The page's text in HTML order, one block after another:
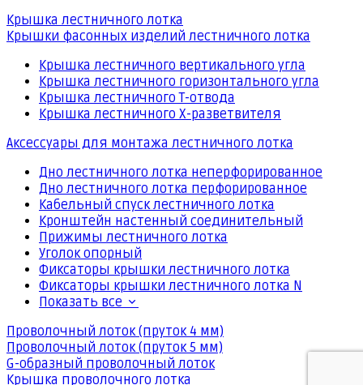
Крышка лестничного лотка
Крышки фасонных изделий лестничного лотка
Крышка лестничного вертикального угла
Крышка лестничного горизонтального угла
Крышка лестничного Т-отвода
Крышка лестничного Х-разветвителя
Аксессуары для монтажа лестничного лотка
Дно лестничного лотка неперфорированное
Дно лестничного лотка перфорированное
Кабельный спуск лестничного лотка
Кронштейн настенный соединительный
Прижимы лестничного лотка
Уголок опорный
Фиксаторы крышки лестничного лотка
Фиксаторы крышки лестничного лотка N
Показать все
Проволочный лоток (пруток 4 мм)
Проволочный лоток (пруток 5 мм)
G-образный проволочный лоток
Крышка проволочного лотка